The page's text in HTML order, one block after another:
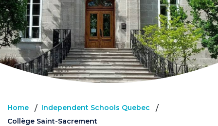
Home / Independent Schools Quebec /
Collège Saint-Sacrement